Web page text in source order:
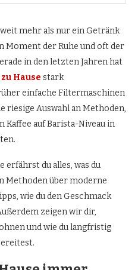
mehr als nur ein Getränk
Moment der Ruhe und oft der
in den letzten Jahren hat
Hause stark
einfache Filtermaschinen
riesige Auswahl an Methoden,
Kaffee auf Barista-Niveau in
erfährst du alles, was du
Methoden über moderne
wie du den Geschmack
zeigen wir dir,
und wie du langfristig